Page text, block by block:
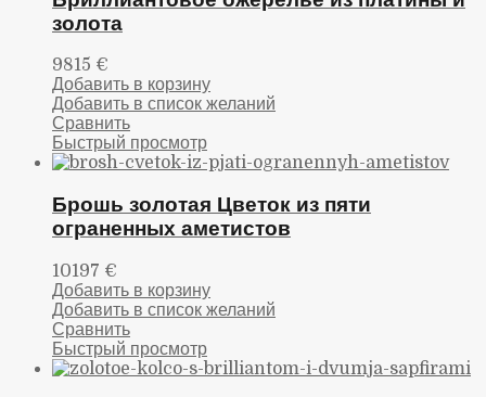
золота
9815 €
Добавить в корзину
Добавить в список желаний
Сравнить
Быстрый просмотр
Брошь золотая Цветок из пяти
ограненных аметистов
10197 €
Добавить в корзину
Добавить в список желаний
Сравнить
Быстрый просмотр